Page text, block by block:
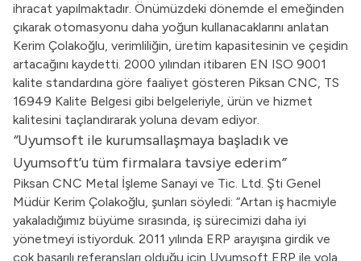
ihracat yapılmaktadır. Önümüzdeki dönemde el emeğinden
çıkarak otomasyonu daha yoğun kullanacaklarını anlatan
Kerim Çolakoğlu, verimliliğin, üretim kapasitesinin ve çeşidin
artacağını kaydetti. 2000 yılından itibaren EN ISO 9001
kalite standardına göre faaliyet gösteren Piksan CNC, TS
16949 Kalite Belgesi gibi belgeleriyle, ürün ve hizmet
kalitesini taçlandırarak yoluna devam ediyor.
“Uyumsoft ile kurumsallaşmaya başladık ve
Uyumsoft’u tüm firmalara tavsiye ederim”
Piksan CNC Metal İşleme Sanayi ve Tic. Ltd. Şti Genel
Müdür Kerim Çolakoğlu, şunları söyledi: “Artan iş hacmiyle
yakaladığımız büyüme sırasında, iş sürecimizi daha iyi
yönetmeyi istiyorduk. 2011 yılında ERP arayışına girdik ve
çok başarılı referansları olduğu için Uyumsoft ERP ile yola